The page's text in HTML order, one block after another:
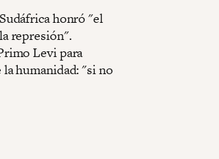
honró "el
represión".
Levi para
humanidad: "si no